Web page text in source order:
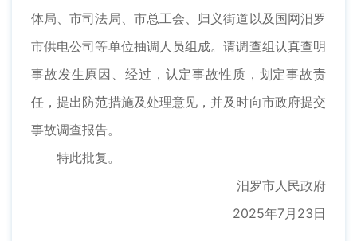
体局、市司法局、市总工会、归义街道以及国网汨罗
市供电公司等单位抽调人员组成。请调查组认真查明
事故发生原因、经过，认定事故性质，划定事故责
任，提出防范措施及处理意见，并及时向市政府提交
事故调查报告。
特此批复。
汨罗市人民政府
2025年7月23日